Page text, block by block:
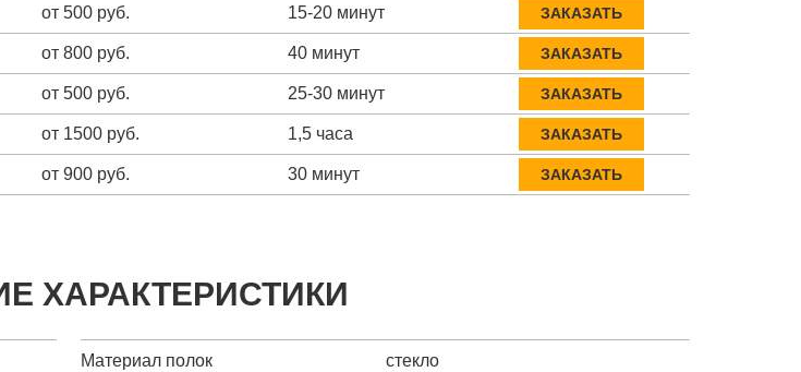
от 500 руб. 15-20 минут ЗАКАЗАТЬ
от 800 руб. 40 минут ЗАКАЗАТЬ
от 500 руб. 25-30 минут ЗАКАЗАТЬ
от 1500 руб. 1,5 часа ЗАКАЗАТЬ
от 900 руб. 30 минут ЗАКАЗАТЬ
ХАРАКТЕРИСТИКИ
Материал полок стекло